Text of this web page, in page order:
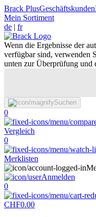
Brack PlusGeschäftskunden
Mein Sortiment
de | fr
Wenn die Ergebnisse der
verfügbar sind, verwenden
unten zur Überprüfung und
Suchen
0
Vergleich
0
Merklisten
Anmelden
0
CHF0.00